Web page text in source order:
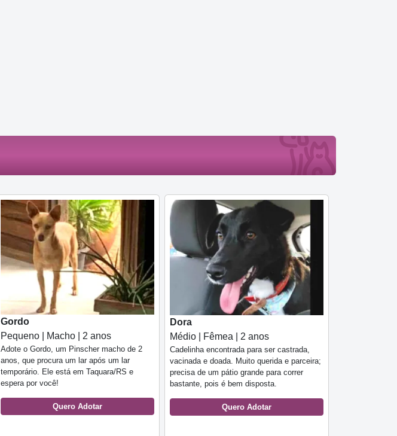
Gordo
Pequeno | Macho | 2 anos
Adote o Gordo, um Pinscher macho de 2
anos, que procura um lar após um lar
temporário. Ele está em Taquara/RS e
espera por você!
Quero Adotar
Dora
Médio | Fêmea | 2 anos
Cadelinha encontrada para ser castrada,
vacinada e doada. Muito querida e parceira;
precisa de um pátio grande para correr
bastante, pois é bem disposta.
Quero Adotar